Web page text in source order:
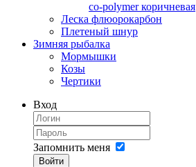
co-polymer коричневая
Леска флюорокарбон
Плетеный шнур
Зимняя рыбалка
Мормышки
Козы
Чертики
Вход
Запомнить меня
Войти